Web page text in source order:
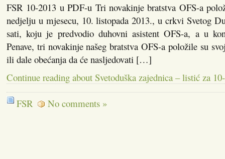
FSR 10-2013 u PDF-u Tri novakinje bratstva OFS-a
nedjelju u mjesecu, 10. listopada 2013., u crkvi Svetog
sati, koju je predvodio duhovni asistent OFS-a, a u
Penave, tri novakinje našeg bratstva OFS-a položile su
ili dale obećanja da će nasljedovati […]
Continue reading about Svetoduška zajednica – listić za
FSR No comments »